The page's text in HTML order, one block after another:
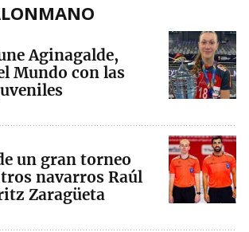
Aginagalde,
Mundo con las
un gran torneo
navarros Raúl
Zaragüeta